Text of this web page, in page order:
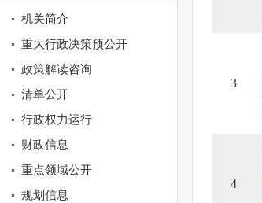
机关简介
重大行政决策预公开
政策解读咨询
清单公开
行政权力运行
财政信息
重点领域公开
规划信息
3
4